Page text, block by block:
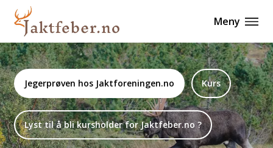
Meny
Jegerprøven hos Jaktforeningen.no Kurs
Lyst til å bli kursholder for Jaktfeber.no ?